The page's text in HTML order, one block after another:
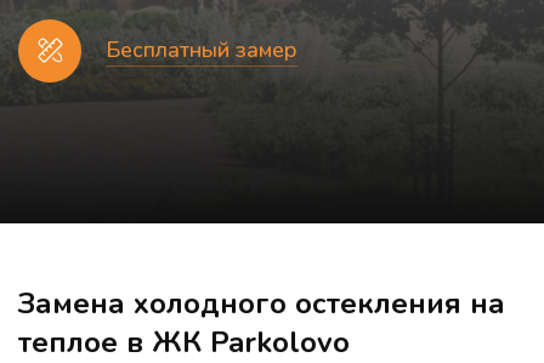
Бесплатный замер
Замена холодного остекления на
теплое в ЖК Parkolovo